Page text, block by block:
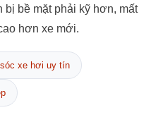
bị bề mặt phải kỹ hơn, mất
hơn xe mới.
xe hơi uy tín